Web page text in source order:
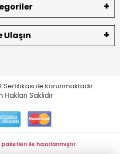
Ulaşın
Sertifikası ile korunmaktadır.
Hakları Saklıdır
ile hazırlanmıştır.